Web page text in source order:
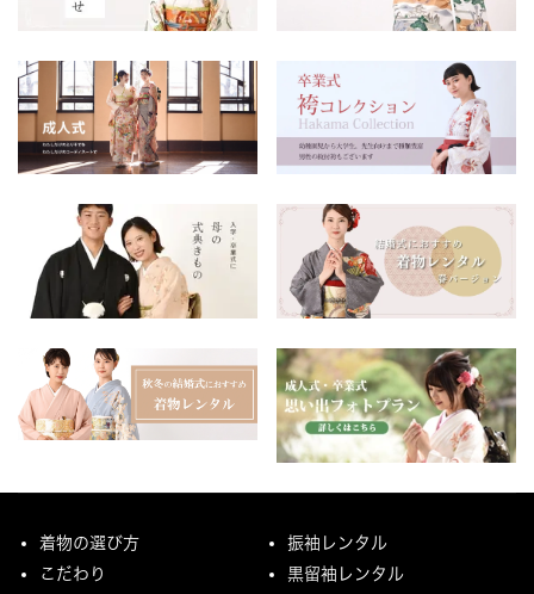
着物の選び方
こだわり
振袖レンタル
黒留袖レンタル